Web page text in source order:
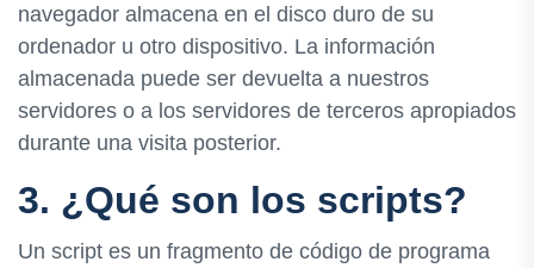
navegador almacena en el disco duro de su
ordenador u otro dispositivo. La información
almacenada puede ser devuelta a nuestros
servidores o a los servidores de terceros apropiados
durante una visita posterior.
3. ¿Qué son los scripts?
Un script es un fragmento de código de programa